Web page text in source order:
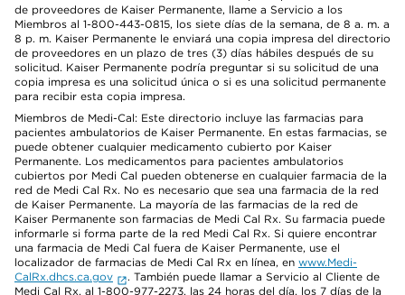
de proveedores de Kaiser Permanente, llame a Servicio a los
Miembros al 1-800-443-0815, los siete días de la semana, de 8 a. m. a
8 p. m. Kaiser Permanente le enviará una copia impresa del directorio
de proveedores en un plazo de tres (3) días hábiles después de su
solicitud. Kaiser Permanente podría preguntar si su solicitud de una
copia impresa es una solicitud única o si es una solicitud permanente
para recibir esta copia impresa.
Miembros de Medi-Cal: Este directorio incluye las farmacias para
pacientes ambulatorios de Kaiser Permanente. En estas farmacias, se
puede obtener cualquier medicamento cubierto por Kaiser
Permanente. Los medicamentos para pacientes ambulatorios
cubiertos por Medi Cal pueden obtenerse en cualquier farmacia de la
red de Medi Cal Rx. No es necesario que sea una farmacia de la red
de Kaiser Permanente. La mayoría de las farmacias de la red de
Kaiser Permanente son farmacias de Medi Cal Rx. Su farmacia puede
informarle si forma parte de la red Medi Cal Rx. Si quiere encontrar
una farmacia de Medi Cal fuera de Kaiser Permanente, use el
localizador de farmacias de Medi Cal Rx en línea, en www.Medi-
CalRx.dhcs.ca.gov
. También puede llamar a Servicio al Cliente de
Medi Cal Rx, al 1-800-977-2273, las 24 horas del día, los 7 días de la